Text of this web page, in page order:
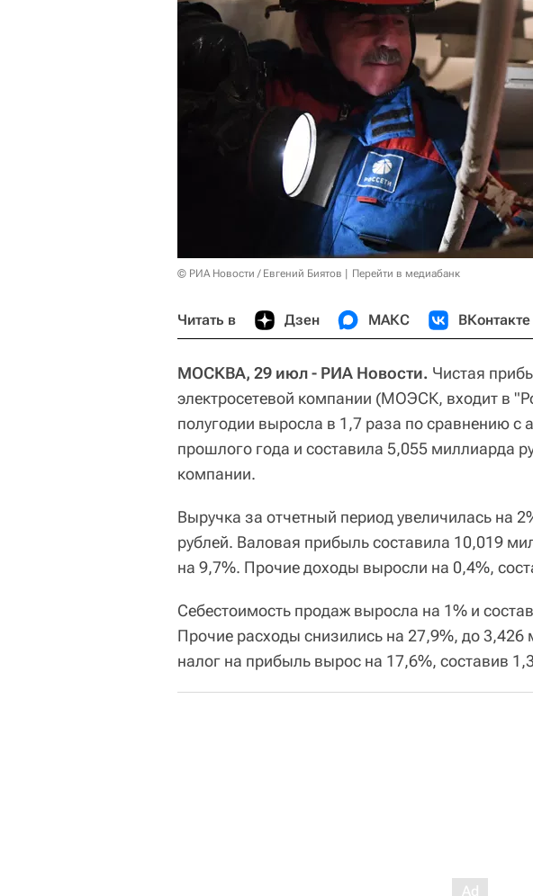
© РИА Новости / Евгений Биятов Перейти в медиабанк
Читать в Дзен МАКС ВКонтакте
МОСКВА, 29 июл - РИА Новости. Чистая
электросетевой компании (МОЭСК, входит в
полугодии выросла в 1,7 раза по сравнению
прошлого года и составила 5,055 миллиарда
компании.
Выручка за отчетный период увеличилась на
рублей. Валовая прибыль составила 10,019
на 9,7%. Прочие доходы выросли на 0,4%,
Себестоимость продаж выросла на 1% и
Прочие расходы снизились на 27,9%, до 3,426
налог на прибыль вырос на 17,6%, составив